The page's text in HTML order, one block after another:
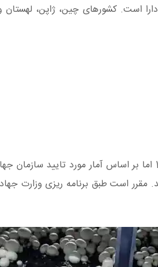
است. کشورهای چین، ژاپن، لهستان